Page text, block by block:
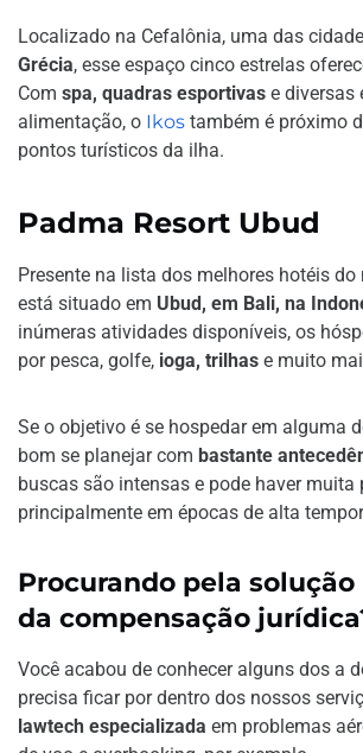
Localizado na Cefalônia, uma das
Grécia, esse espaço cinco estrelas
Com spa, quadras esportivas e diversas
alimentação, o Ikos também é próximo
pontos turísticos da ilha.
Padma Resort Ubud
Presente na lista dos melhores hotéis do
está situado em Ubud, em Bali, na
inúmeras atividades disponíveis, os
por pesca, golfe, ioga, trilhas e muito
Se o objetivo é se hospedar em alguma
bom se planejar com bastante
buscas são intensas e pode haver muita
principalmente em épocas de alta
Procurando pela solução
da compensação
Você acabou de conhecer alguns dos a
precisa ficar por dentro dos nossos
lawtech especializada em problemas